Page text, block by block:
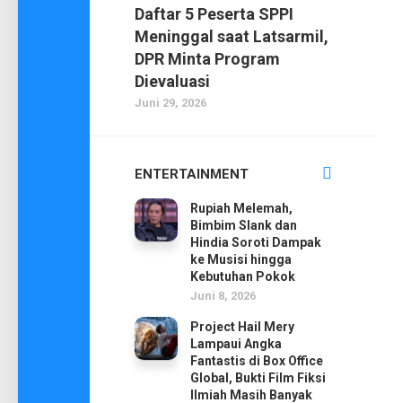
Daftar 5 Peserta SPPI
Meninggal saat Latsarmil,
DPR Minta Program
Dievaluasi
Juni 29, 2026
ENTERTAINMENT
Rupiah Melemah,
Bimbim Slank dan
Hindia Soroti Dampak
ke Musisi hingga
Kebutuhan Pokok
Juni 8, 2026
Project Hail Mery
Lampaui Angka
Fantastis di Box Office
Global, Bukti Film Fiksi
Ilmiah Masih Banyak